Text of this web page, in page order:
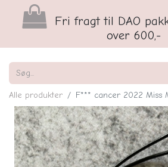
Fri fragt til DAO
over 600,-
Alle produkter F*** cancer 2022 Miss